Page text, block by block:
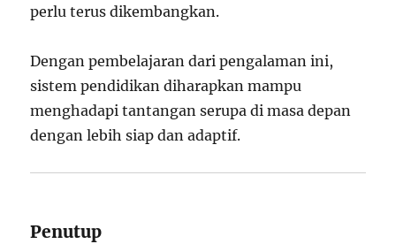
perlu terus dikembangkan.
Dengan pembelajaran dari pengalaman ini,
sistem pendidikan diharapkan mampu
menghadapi tantangan serupa di masa depan
dengan lebih siap dan adaptif.
Penutup